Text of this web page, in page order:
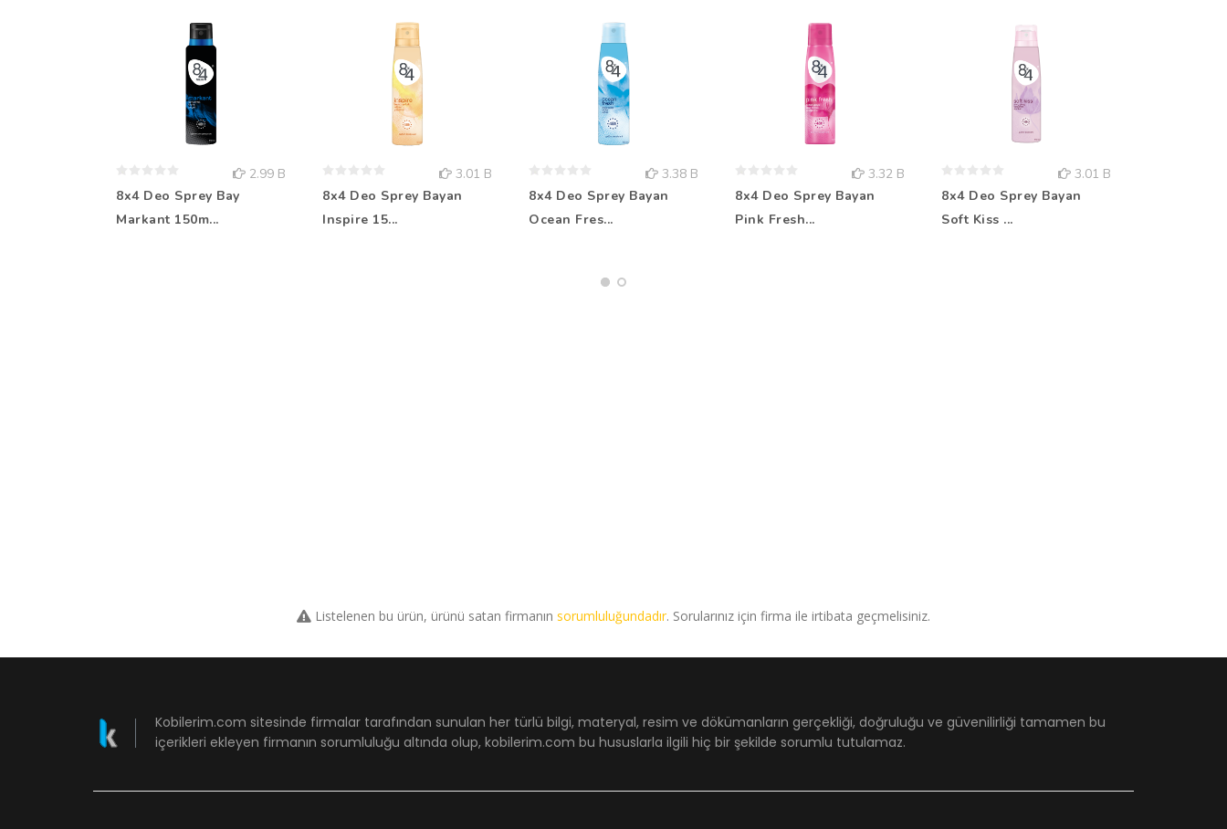
2.99 B
8x4 Deo Sprey Bay
Markant 150m...
3.01 B
8x4 Deo Sprey Bayan
Inspire 15...
3.38 B
8x4 Deo Sprey Bayan
Ocean Fres...
3.32 B
8x4 Deo Sprey Bayan
Pink Fresh...
3.01 B
8x4 Deo Sprey Bayan
Soft Kiss ...
Listelenen bu ürün, ürünü satan firmanın sorumluluğundadır. Sorularınız için firma ile irtibata geçmelisiniz.
Kobilerim.com sitesinde firmalar tarafından sunulan her türlü bilgi, materyal, resim ve dökümanların gerçekliği, doğruluğu ve güvenilirliği tamamen bu
içerikleri ekleyen firmanın sorumluluğu altında olup, kobilerim.com bu hususlarla ilgili hiç bir şekilde sorumlu tutulamaz.